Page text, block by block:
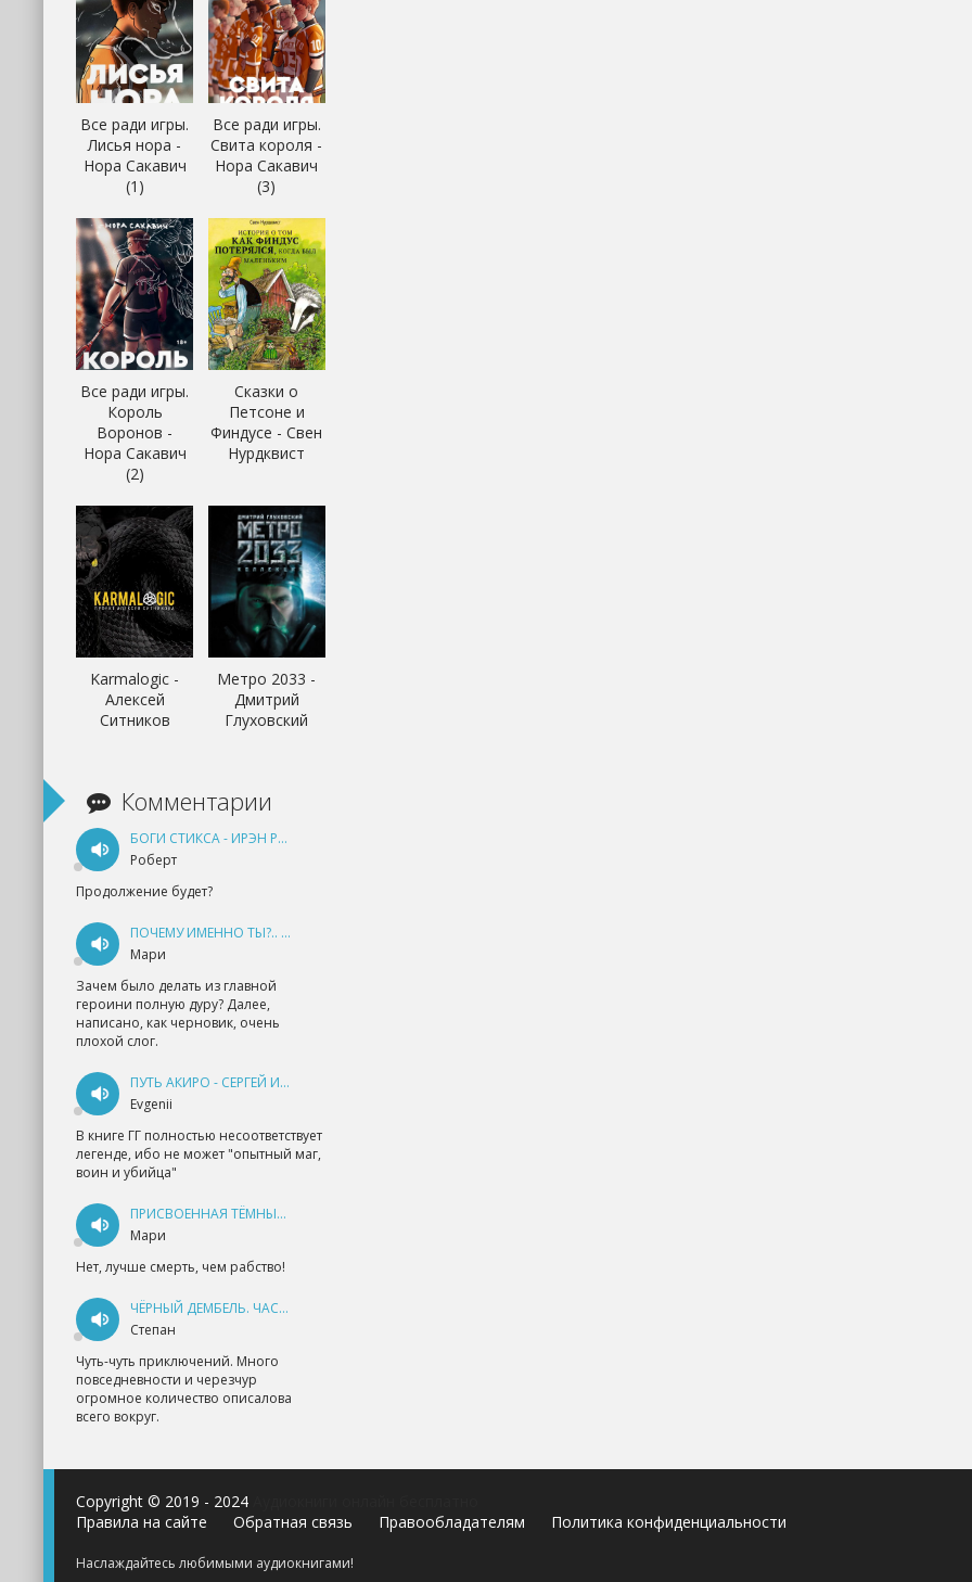
Все ради игры.
Лисья нора -
Нора Сакавич
(1)
Все ради игры.
Свита короля -
Нора Сакавич
(3)
Все ради игры.
Король
Воронов -
Нора Сакавич
(2)
Сказки о
Петсоне и
Финдусе - Свен
Нурдквист
Karmalogic -
Алексей
Ситников
Метро 2033 -
Дмитрий
Глуховский
Комментарии
БОГИ СТИКСА - ИРЭН РУДКЕВИЧ
Роберт
Продолжение будет?
ПОЧЕМУ ИМЕННО ТЫ?.. КНИГА 1 - ЕКАТЕРИНА ЮДИНА
Мари
Зачем было делать из главной
героини полную дуру? Далее,
написано, как черновик, очень
плохой слог.
ПУТЬ АКИРО - СЕРГЕЙ ИЗМАЙЛОВ
Evgenii
В книге ГГ полностью несоответствует
легенде, ибо не может "опытный маг,
воин и убийца"
ПРИСВОЕННАЯ ТЁМНЫМ. ПРОКЛЯТАЯ ЛЮБОВЬ - АННА ГЕРР
Мари
Нет, лучше смерть, чем рабство!
ЧЁРНЫЙ ДЕМБЕЛЬ. ЧАСТЬ 1 - АНДРЕЙ ФЕДИН
Степан
Чуть-чуть приключений. Много
повседневности и черезчур
огромное количество описалова
всего вокруг.
Copyright © 2019 - 2024
Правила на сайте
Обратная связь Правообладателям Политика конфиденциальности
Наслаждайтесь любимыми аудиокнигами!